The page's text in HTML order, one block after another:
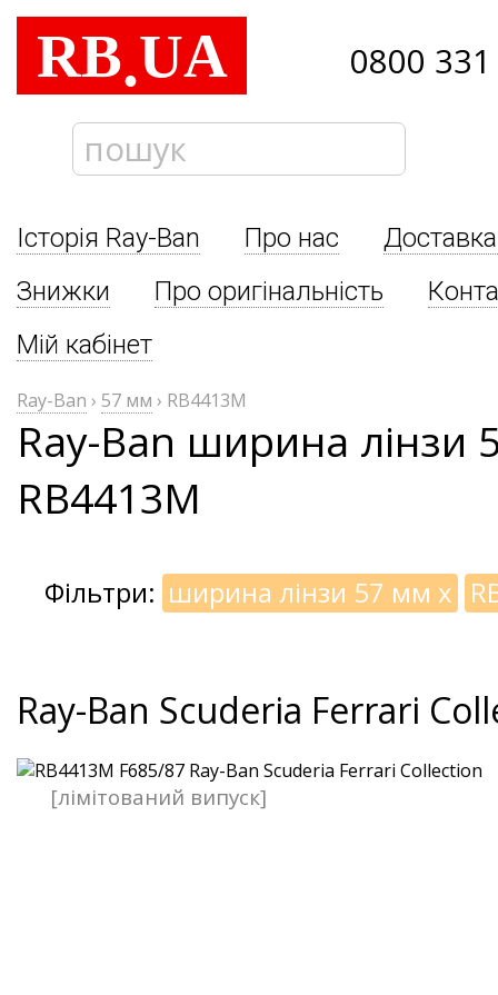
RB.UA 0800
Історія Ray-Ban Про нас
Знижки
Про оригінальність
Мій кабінет
Ray-Ban › 57 мм › RB4413M
Ray-Ban ширина лінзи
RB4413M
Фільтри: ширина лінзи 57 мм x
Ray-Ban Scuderia Ferrari
[лімітований випуск]